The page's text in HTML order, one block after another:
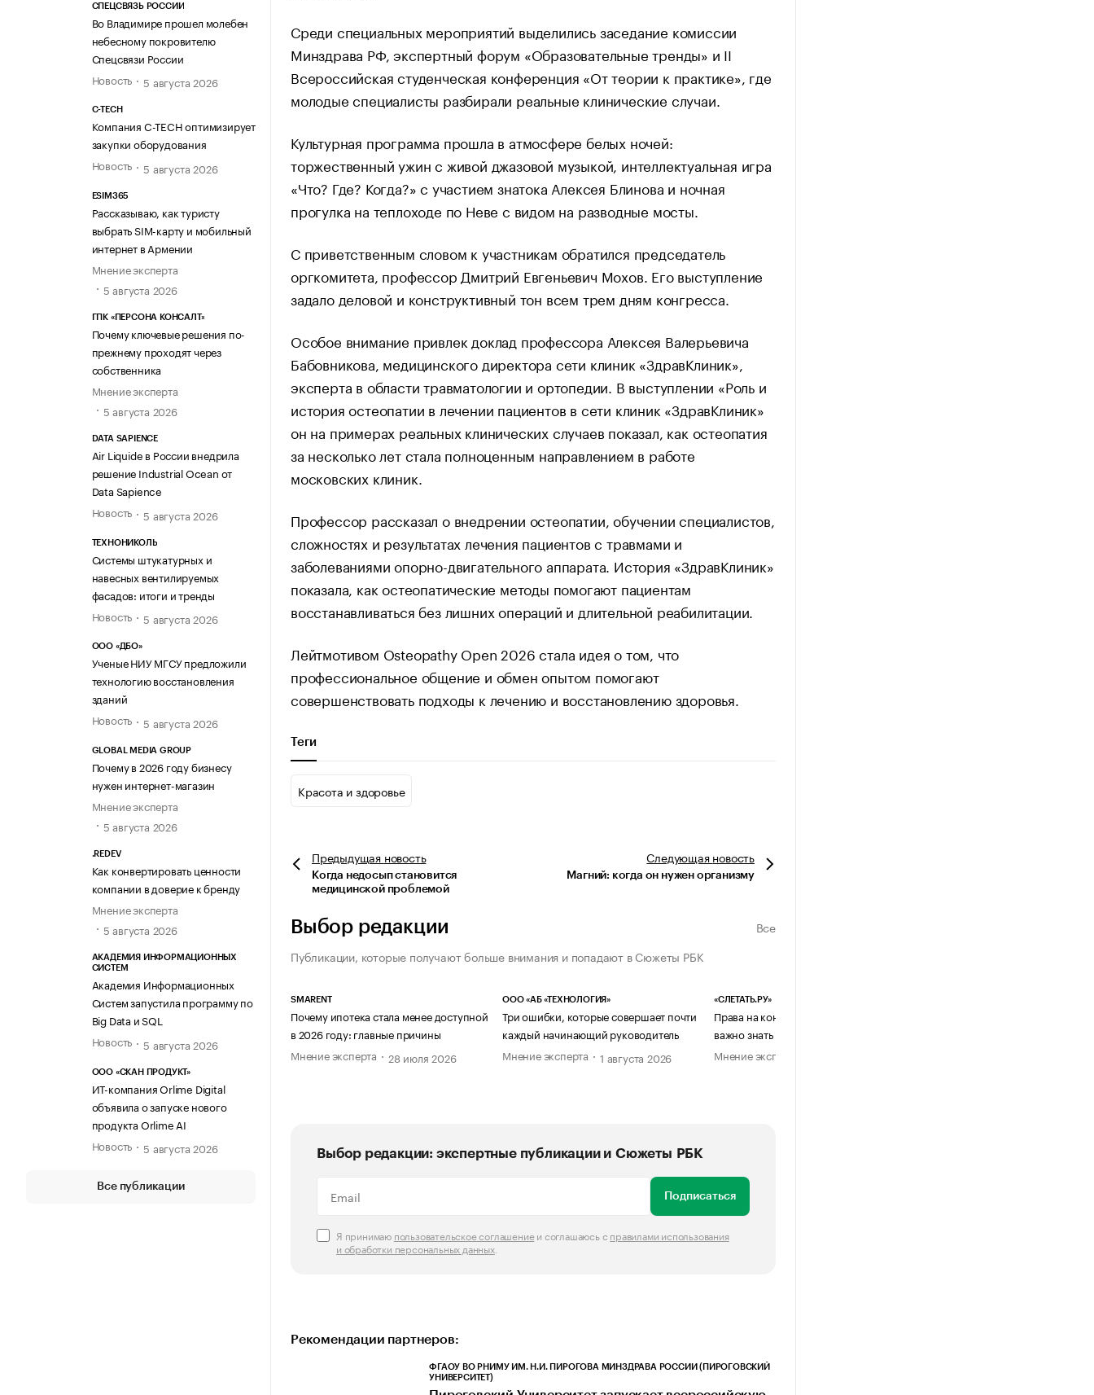
СПЕЦСВЯЗЬ РОССИИ
Во Владимире прошел молебен
небесному покровителю
Спецсвязи России
Новость
5 августа 2026
C-TECH
Компания C-TECH оптимизирует
закупки оборудования
Новость
5 августа 2026
ESIM365
Рассказываю, как туристу
выбрать SIM-карту и мобильный
интернет в Армении
Мнение эксперта
5 августа 2026
ГПК «ПЕРСОНА КОНСАЛТ»
Почему ключевые решения по-
прежнему проходят через
собственника
Мнение эксперта
5 августа 2026
DATA SAPIENCE
Air Liquide в России внедрила
решение Industrial Ocean от
Data Sapience
Новость
5 августа 2026
ТЕХНОНИКОЛЬ
Системы штукатурных и
навесных вентилируемых
фасадов: итоги и тренды
Новость
5 августа 2026
ООО «ДБО»
Ученые НИУ МГСУ предложили
технологию восстановления
зданий
Новость
5 августа 2026
GLOBAL MEDIA GROUP
Почему в 2026 году бизнесу
нужен интернет-магазин
Мнение эксперта
5 августа 2026
.REDEV
Как конвертировать ценности
компании в доверие к бренду
Мнение эксперта
5 августа 2026
АКАДЕМИЯ ИНФОРМАЦИОННЫХ
СИСТЕМ
Академия Информационных
Систем запустила программу по
Big Data и SQL
Новость
5 августа 2026
ООО «СКАН ПРОДУКТ»
ИТ-компания Orlime Digital
объявила о запуске нового
продукта Orlime AI
Новость
5 августа 2026
Все публикации
Среди специальных мероприятий выделились заседание комиссии
Минздрава РФ, экспертный форум «Образовательные тренды» и II
Всероссийская студенческая конференция «От теории к практике», где
молодые специалисты разбирали реальные клинические случаи.
Культурная программа прошла в атмосфере белых ночей:
торжественный ужин с живой джазовой музыкой, интеллектуальная игра
«Что? Где? Когда?» с участием знатока Алексея Блинова и ночная
прогулка на теплоходе по Неве с видом на разводные мосты.
С приветственным словом к участникам обратился председатель
оргкомитета, профессор Дмитрий Евгеньевич Мохов. Его выступление
задало деловой и конструктивный тон всем трем дням конгресса.
Особое внимание привлек доклад профессора Алексея Валерьевича
Бабовникова, медицинского директора сети клиник «ЗдравКлиник»,
эксперта в области травматологии и ортопедии. В выступлении «Роль и
история остеопатии в лечении пациентов в сети клиник «ЗдравКлиник»
он на примерах реальных клинических случаев показал, как остеопатия
за несколько лет стала полноценным направлением в работе
московских клиник.
Профессор рассказал о внедрении остеопатии, обучении специалистов,
сложностях и результатах лечения пациентов с травмами и
заболеваниями опорно-двигательного аппарата. История «ЗдравКлиник»
показала, как остеопатические методы помогают пациентам
восстанавливаться без лишних операций и длительной реабилитации.
Лейтмотивом Osteopathy Open 2026 стала идея о том, что
профессиональное общение и обмен опытом помогают
совершенствовать подходы к лечению и восстановлению здоровья.
Теги
Красота и здоровье
Предыдущая новость
Когда недосып становится
медицинской проблемой
Следующаяновость
Магний: когда он нужен организму
Выбор редакции
Все
Публикации, которые получают больше внимания и попадают в Сюжеты РБК
SMARENT
Почему ипотека стала менее доступной
в 2026 году: главные причины
Мнение эксперта
28 июля 2026
ООО «АБ «ТЕХНОЛОГИЯ»
Три ошибки, которые совершает почти
каждый начинающий руководитель
Мнение эксперта
1 августа 2026
«СЛЕТАТЬ.РУ»
Права на контент, созданный ИИ: что
важно знать бизнесу
Мнение эксперта
Выбор редакции: экспертные публикации и Сюжеты РБК
Подписаться
Я принимаю пользовательское соглашениеи соглашаюсь с правилами использования
и обработки персональных данных.
Рекомендации партнеров:
ФГАОУ ВО РНИМУ ИМ. Н.И. ПИРОГОВА МИНЗДРАВА РОССИИ (ПИРОГОВСКИЙ
УНИВЕРСИТЕТ)